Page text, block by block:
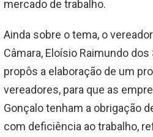
mercado de trabalho.
Ainda sobre o tema, o
Câmara, Eloísio Raimundo
propôs a elaboração de um
vereadores, para que as
Gonçalo tenham a obrigação
com deficiência ao trabalho,